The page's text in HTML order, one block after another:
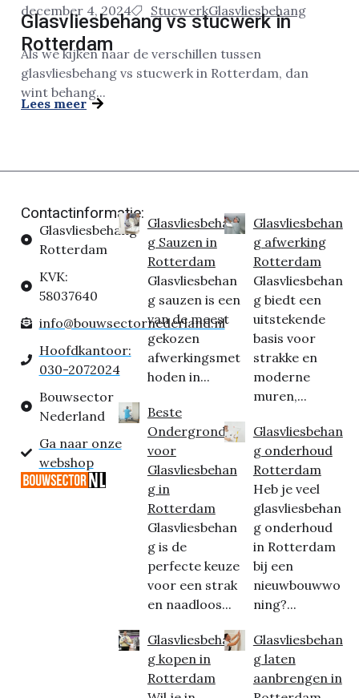
december 4, 2024 StucwerkGlasvliesbehang
Glasvliesbehang vs stucwerk in
Rotterdam
Als we kijken naar de verschillen tussen
glasvliesbehang vs stucwerk in Rotterdam, dan
wint behang...
Lees meer
Contactinformatie:
Glasvliesbehang
Rotterdam
KVK:
58037640
info@bouwsectornederland.nl
Hoofdkantoor:
030-2072024
Bouwsector
Nederland
Ga naar onze
webshop
Glasvliesbehan
g Sauzen in
Rotterdam
Glasvliesbehan
g sauzen is een
van de meest
gekozen
afwerkingsmet
hoden in...
Beste
Ondergrond
voor
Glasvliesbehan
g in
Rotterdam
Glasvliesbehan
g is de
perfecte keuze
voor een strak
en naadloos...
Glasvliesbehan
g kopen in
Rotterdam
Glasvliesbehan
g afwerking
Rotterdam
Glasvliesbehan
g biedt een
uitstekende
basis voor
strakke en
moderne
muren,...
Glasvliesbehan
g onderhoud
Rotterdam
Heb je veel
glasvliesbehan
g onderhoud
in Rotterdam
bij een
nieuwbouwwo
ning?...
Glasvliesbehan
g laten
aanbrengen in